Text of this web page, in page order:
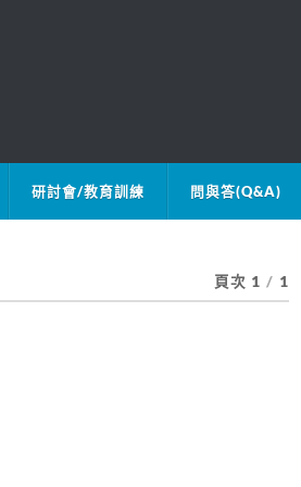
研討會/教育訓練 問與答(Q&A)
頁次 1 / 1